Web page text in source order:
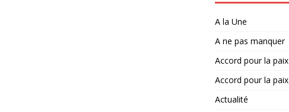
A la Une
A ne pas manquer
Accord pour la paix
Accord pour la paix
Actualité